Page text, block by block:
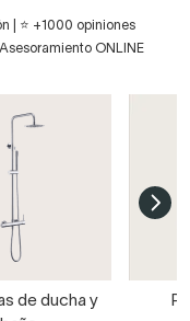
| ⭐ +1000 opiniones
ONLINE
de ducha y